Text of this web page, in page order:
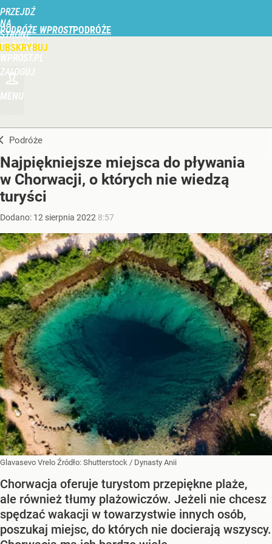
PRZEJDŹ
NA
STRONĘ
GŁÓWNĄ
PODRÓŻE WPROST
ZALOGUJ
MENU
Podróże
Najpiękniejsze miejsca do pływania
w Chorwacji, o których nie wiedzą
turyści
Dodano: 12 sierpnia 2022 8:57
Glavasevo Vrelo Źródło: Shutterstock / Dynasty Anii
Chorwacja oferuje turystom przepiękne plaże,
ale również tłumy plażowiczów. Jeżeli nie chcesz
spędzać wakacji w towarzystwie innych osób,
poszukaj miejsc, do których nie docierają wszyscy.